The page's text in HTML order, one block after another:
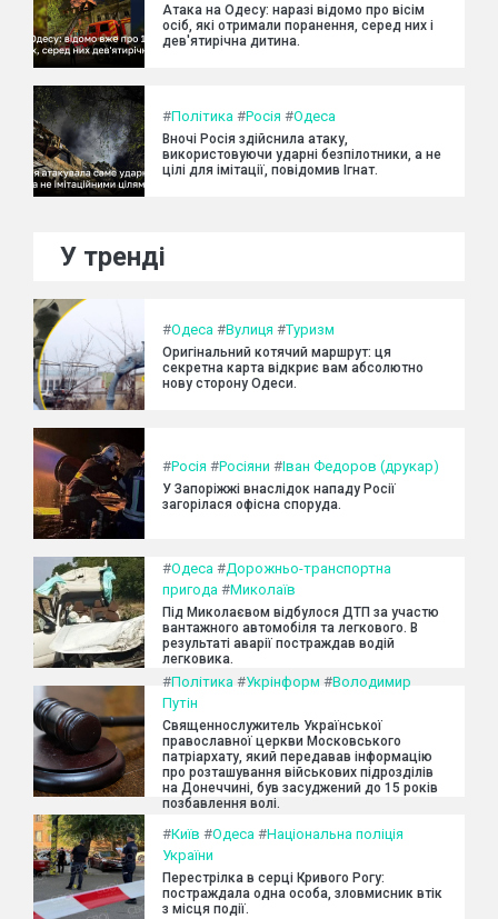
Атака на Одесу: наразі відомо про вісім
осіб, які отримали поранення, серед них і
дев'ятирічна дитина.
#Політика #Росія #Одеса
Вночі Росія здійснила атаку,
використовуючи ударні безпілотники, а не
цілі для імітації, повідомив Ігнат.
У тренді
#Одеса #Вулиця #Туризм
Оригінальний котячий маршрут: ця
секретна карта відкриє вам абсолютно
нову сторону Одеси.
#Росія #Росіяни #Іван Федоров (друкар)
У Запоріжжі внаслідок нападу Росії
загорілася офісна споруда.
#Одеса #Дорожньо-транспортна
пригода #Миколаїв
Під Миколаєвом відбулося ДТП за участю
вантажного автомобіля та легкового. В
результаті аварії постраждав водій
легковика.
#Політика #Укрінформ #Володимир
Путін
Священнослужитель Української
православної церкви Московського
патріархату, який передавав інформацію
про розташування військових підрозділів
на Донеччині, був засуджений до 15 років
позбавлення волі.
#Київ #Одеса #Національна поліція
України
Перестрілка в серці Кривого Рогу:
постраждала одна особа, зловмисник втік
з місця події.